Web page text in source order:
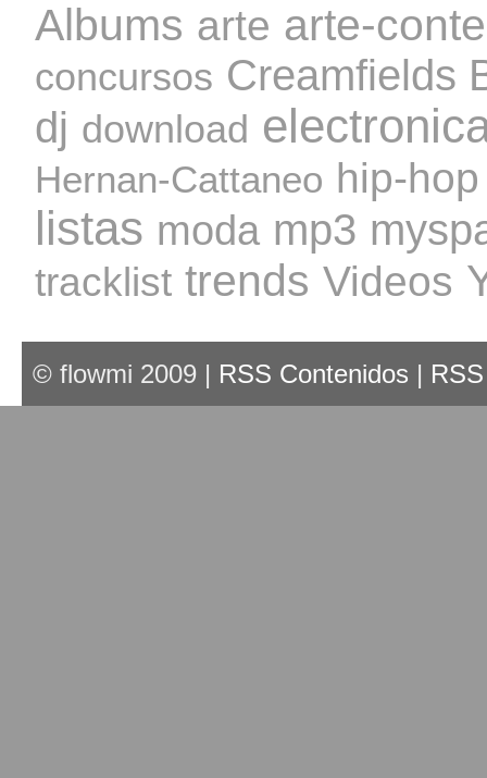
Albums arte arte-
concursos Creamfields
dj download
Hernan-Cattaneo hip-hop
listas moda mp3
tracklist trends Videos
© flowmi 2009 | RSS Contenidos |